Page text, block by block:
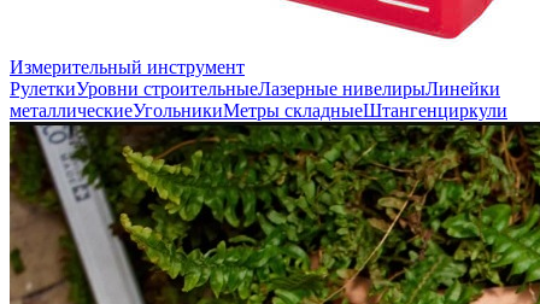
Измерительный инструмент
РулеткиУровни строительныеЛазерные нивелирыЛинейки
металлическиеУгольникиМетры складныеШтангенциркули